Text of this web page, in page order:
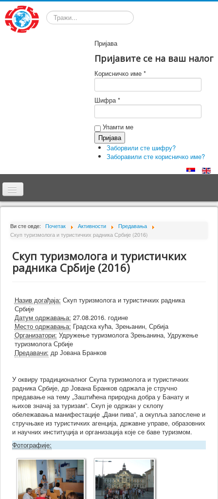
Пријава
Пријавите се на ваш налог
Корисничко име *
Шифра *
Упамти ме
Заборвили сте шифру?
Заборавили сте корисничко име?
Почетна
О Институту
Сарадници
Пројекти
Издаваштво
Сарадња
Новости
Библиотека
Контакт
Ви сте овде: Почетак Активности
Предавања
Скуп туризмолога и туристичких радника Србије (2016)
Скуп туризмолога и туристичких
радника Србије (2016)
Назив догађаја: Скуп туризмолога и туристичких радника
Србије
Датум одржавања: 27.08.2016. године
Место одржавања: Градска кућа, Зрењанин, Србија
Организатори: Удружење туризмолога Зрењанина, Удружење
туризмолога Србије
Предавачи: др Јована Бранков
У оквиру традиционалног Скупа туризмолога и туристичких
радника Србије, др Јована Бранков одржала је стручно
предавање на тему „Заштићена природна добра у Банату и
њихов значај за туризам”. Скуп је одржан у склопу
обележавања манифестације „Дани пива”, а окупља запослене и
стручњаке из туристичких агенција, државне управе, образовних
и научних институција и организација које се баве туризмом.
Фотографије: